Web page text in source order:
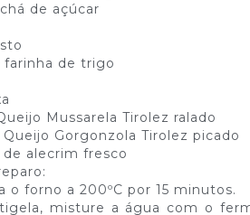
de açúcar
farinha de trigo
Mussarela Tirolez ralado
Gorgonzola Tirolez picado
alecrim fresco
o forno a 200ºC por 15 minutos.
misture a água com o